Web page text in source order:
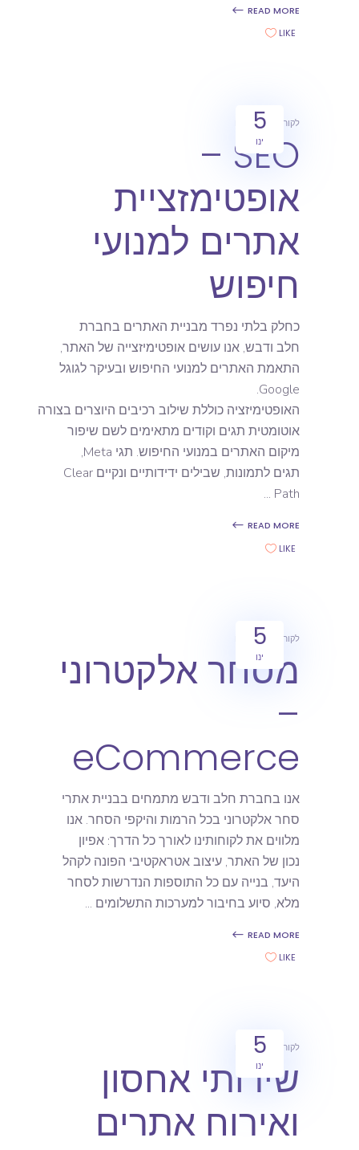
READ MORE
LIKE
5
ינו
לקוחות מאמרים
SEO –
אופטימזציית
אתרים למנועי
חיפוש
כחלק בלתי נפרד מבניית האתרים בחברת
חלב ודבש, אנו עושים אופטימיזצייה של האתר,
התאמת האתרים למנועי החיפוש ובעיקר לגוגל
Google.
האופטימיזציה כוללת שילוב רכיבים היוצרים בצורה
אוטומטית תגים וקודים מתאימים לשם שיפור
מיקום האתרים במנועי החיפוש. תגי Meta,
תגים לתמונות, שבילים ידידותיים ונקיים Clear
Path
READ MORE
LIKE
5
ינו
לקוחות מאמרים
מסחר אלקטרוני
–
eCommerce
אנו בחברת חלב ודבש מתמחים בבניית אתרי
סחר אלקטרוני בכל הרמות והיקפי הסחר. אנו
מלווים את לקוחותינו לאורך כל הדרך: אפיון
נכון של האתר, עיצוב אטראקטיבי הפונה לקהל
היעד, בנייה עם כל התוספות הנדרשות לסחר
מלא, סיוע בחיבור למערכות התשלומים
READ MORE
LIKE
5
ינו
לקוחות מאמרים
שירותי אחסון
ואירוח אתרים